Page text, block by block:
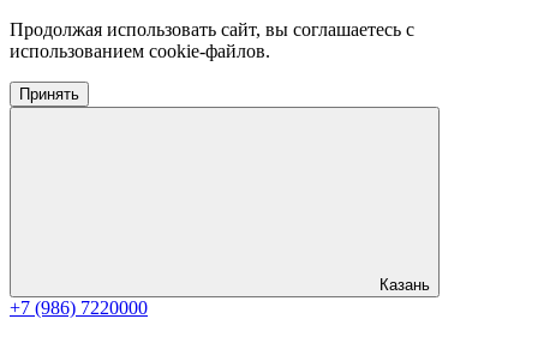
Продолжая использовать сайт, вы соглашаетесь с
использованием cookie-файлов.
Принять
Казань
+7 (986) 7220000